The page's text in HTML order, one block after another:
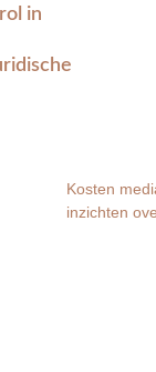
in
Kosten
inzichten